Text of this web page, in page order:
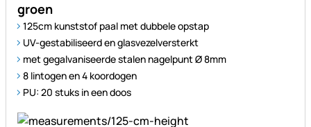
groen
125cm kunststof paal met dubbele opstap
UV-gestabiliseerd en glasvezelversterkt
met gegalvaniseerde stalen nagelpunt Ø 8mm
8 lintogen en 4 koordogen
PU: 20 stuks in een doos